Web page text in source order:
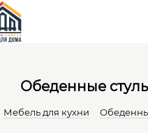
Обеденные
Мебель для кухни